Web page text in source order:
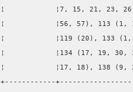
¦            ¦7, 15, 21, 23,
¦            ¦56, 57), 113
¦            ¦119 (20), 133
¦            ¦134 (17, 19,
¦            ¦17, 18), 138
+------------